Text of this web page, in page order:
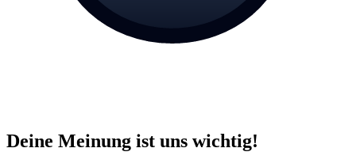
Deine Meinung ist uns wichtig!